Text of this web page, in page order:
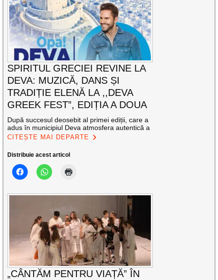
SPIRITUL GRECIEI REVINE LA
DEVA: MUZICĂ, DANS ȘI
TRADIȚIE ELENĂ LA ,,DEVA
GREEK FEST”, EDIȚIA A DOUA
După succesul deosebit al primei ediții, care a
adus în municipiul Deva atmosfera autentică a
CITEȘTE MAI DEPARTE
Distribuie acest articol
„CÂNTĂM PENTRU VIAȚĂ” ÎN